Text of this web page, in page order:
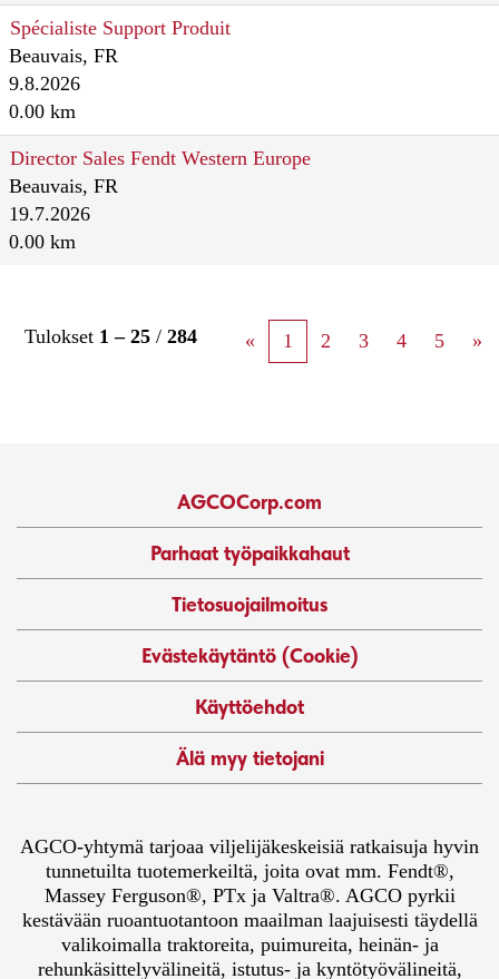
Spécialiste Support Produit
Beauvais, FR
9.8.2026
0.00 km
Director Sales Fendt Western Europe
Beauvais, FR
19.7.2026
0.00 km
Tulokset 1 – 25 / 284 « 1 2 3 4 5 »
AGCOCorp.com
Parhaat työpaikkahaut
Tietosuojailmoitus
Evästekäytäntö (Cookie)
Käyttöehdot
Älä myy tietojani
AGCO-yhtymä tarjoaa viljelijäkeskeisiä ratkaisuja hyvin
tunnetuilta tuotemerkeiltä, joita ovat mm. Fendt®,
Massey Ferguson®, PTx ja Valtra®. AGCO pyrkii
kestävään ruoantuotantoon maailman laajuisesti täydellä
valikoimalla traktoreita, puimureita, heinän- ja
rehunkäsittelyvälineitä, istutus- ja kyntötyövälineitä,